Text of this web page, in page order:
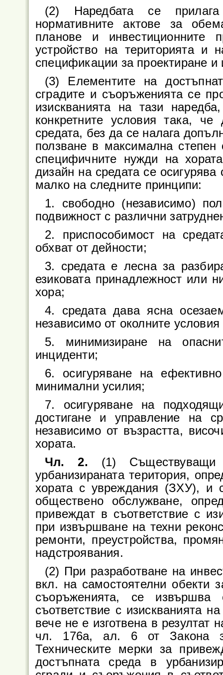
(2) Наредбата се
нормативните актове за
планове и инвестиционните
устройство на територията и
спецификации за проектиране
(3) Елементите на
сградите и съоръженията се
изискванията на тази
конкретните условия така,
средата, без да се налага
ползване в максимална степен
специфичните нужди на
дизайн на средата се
малко на следните принципи:
1. свободно (независимо)
подвижност с различни
2. приспособимост на
обхват от дейности;
3. средата е лесна за
езиковата принадлежност или
хора;
4. средата дава ясна
независимо от околните
5. минимизиране на
инциденти;
6. осигуряване на
минимални усилия;
7. осигуряване на
достигане и управление на
независимо от възрастта,
хората.
Чл. 2. (1)
урбанизираната територия,
хората с увреждания (ЗХУ), и
обществено обслужване,
привеждат в съответствие с
при извършване на техни
ремонти, преустройства,
надстроявания.
(2) При разработване на
вкл. на самостоятелни обекти
съоръженията, се извършва
съответствие с изискванията
вече не е изготвена в резултат
чл. 176а, ал. 6 от Закона
Техническите мерки за
достъпната среда в